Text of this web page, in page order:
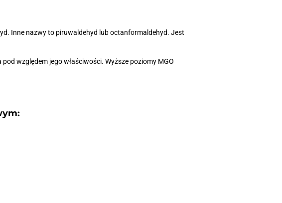
Inne nazwy to piruwaldehyd lub octanformaldehyd. Jest
względem jego właściwości. Wyższe poziomy MGO